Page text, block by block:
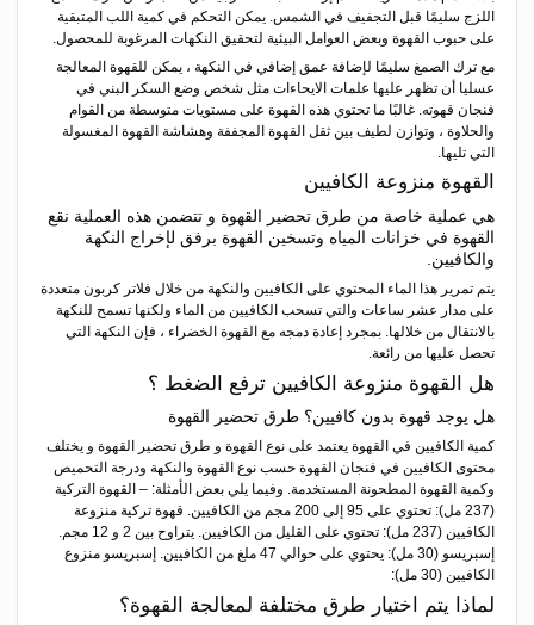
اللزج سليمًا قبل التجفيف في الشمس. يمكن التحكم في كمية اللب المتبقية
على حبوب القهوة وبعض العوامل البيئية لتحقيق النكهات المرغوبة للمحصول.
مع ترك الصمغ سليمًا لإضافة عمق إضافي في النكهة ، يمكن للقهوة المعالجة
عسليا أن تظهر عليها علمات الايحاءات مثل شخص وضع السكر البني في
فنجان قهوته. غالبًا ما تحتوي هذه القهوة على مستويات متوسطة من القوام
والحلاوة ، وتوازن لطيف بين ثقل القهوة المجففة وهشاشة القهوة المغسولة
التي تليها.
القهوة منزوعة الكافيين
هي عملية خاصة من طرق تحضير القهوة و تتضمن هذه العملية نقع
القهوة في خزانات المياه وتسخين القهوة برفق لإخراج النكهة
والكافيين.
يتم تمرير هذا الماء المحتوي على الكافيين والنكهة من خلال فلاتر كربون متعددة
على مدار عشر ساعات والتي تسحب الكافيين من الماء ولكنها تسمح للنكهة
بالانتقال من خلالها. بمجرد إعادة دمجه مع القهوة الخضراء ، فإن النكهة التي
تحصل عليها من رائعة.
هل القهوة منزوعة الكافيين ترفع الضغط ؟
هل يوجد قهوة بدون كافيين؟ طرق تحضير القهوة
كمية الكافيين في القهوة يعتمد على نوع القهوة و طرق تحضير القهوة و يختلف
محتوى الكافيين في فنجان القهوة حسب نوع القهوة والنكهة ودرجة التحميص
وكمية القهوة المطحونة المستخدمة. وفيما يلي بعض الأمثلة: – القهوة التركية
(237 مل): تحتوي على 95 إلى 200 مجم من الكافيين. قهوة تركية منزوعة
الكافيين (237 مل): تحتوي على القليل من الكافيين. يتراوح بين 2 و 12 مجم.
إسبريسو (30 مل): يحتوي على حوالي 47 ملغ من الكافيين. إسبريسو منزوع
الكافيين (30 مل):
لماذا يتم اختيار طرق مختلفة لمعالجة القهوة؟